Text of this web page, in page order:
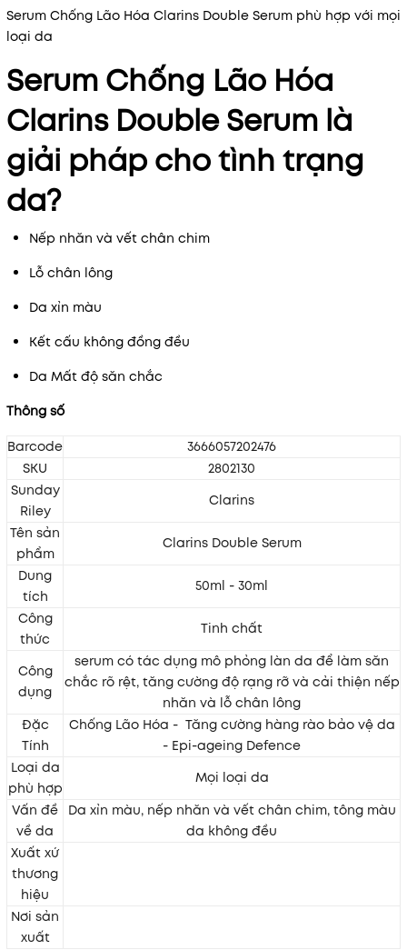
Serum Chống Lão Hóa Clarins Double Serum phù hợp với mọi
loại da
Serum Chống Lão Hóa
Clarins Double Serum là
giải pháp cho tình trạng
da?
Nếp nhăn và vết chân chim
Lỗ chân lông
Da xỉn màu
Kết cấu không đồng đều
Da Mất độ săn chắc
Thông số
Barcode
3666057202476
SKU
2802130
Sunday
Riley
Clarins
Tên sản
phẩm
Clarins Double Serum
Dung
tích
50ml - 30ml
Công
thức
Tinh chất
Công
dụng
serum có tác dụng mô phỏng làn da để làm săn
chắc rõ rệt, tăng cường độ rạng rỡ và cải thiện nếp
nhăn và lỗ chân lông
Đặc
Tính
Chống Lão Hóa - Tăng cường hàng rào bảo vệ da
- Epi-ageing Defence
Loại da
phù hợp
Mọi loại da
Vấn đề
về da
Da xỉn màu, nếp nhăn và vết chân chim, tông màu
da không đều
Xuất xứ
thương
hiệu
Nơi sản
xuất